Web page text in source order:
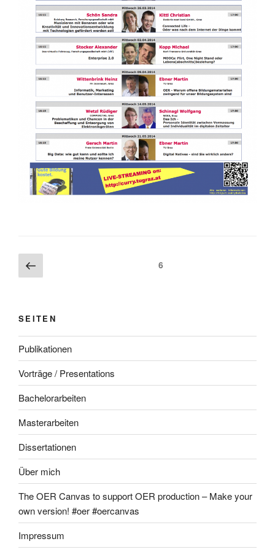
Beitragsnavigation
Vorherige
Seite
Seite6
SEITEN
Publikationen
Vorträge / Presentations
Bachelorarbeiten
Masterarbeiten
Dissertationen
Über mich
The OER Canvas to support OER production – Make your
own version! #oer #oercanvas
Impressum